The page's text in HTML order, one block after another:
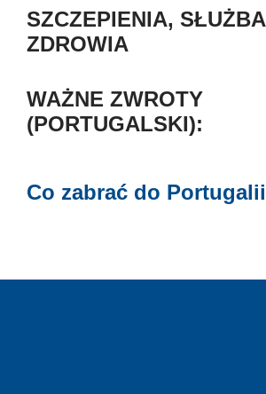
SZCZEPIENIA, SŁUŻBA
ZDROWIA
WAŻNE ZWROTY
(PORTUGALSKI):
Co zabrać do Portugalii